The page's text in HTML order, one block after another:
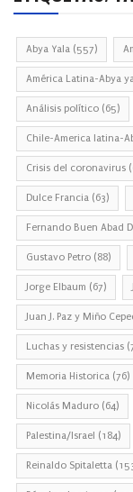
Abya Yala (557)
América Latina-Abya
Análisis político (65)
Chile-America latina-
Crisis del coronavirus
Dulce Francia (63)
Fernando Buen Abad
Gustavo Petro (88)
Jorge Elbaum (67)
Juan J. Paz y Miño
Luchas y resistencias
Memoria Historica (76)
Nicolás Maduro (64)
Palestina/Israel (184)
Reinaldo Spitaletta